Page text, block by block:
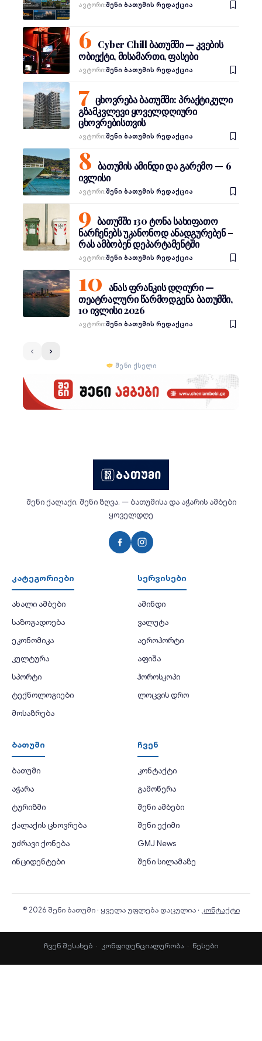
Ავტორი:შენი ბათუმის რედაქცია
Cyber Chill ბათუმში — კვების
ობიექტი, მისამართი, ფასები
Ავტორი:შენი ბათუმის რედაქცია
ცხოვრება ბათუმში: პრაქტიკული
გზამკვლევი ყოველდღიური
ცხოვრებისთვის
Ავტორი:შენი ბათუმის რედაქცია
ბათუმის ამინდი და გარემო — 6
ივლისი
Ავტორი:შენი ბათუმის რედაქცია
ბათუმში 130 ტონა სახიფათო
ნარჩენებს უკანონოდ ანადგურებენ –
რას ამბობენ დეპარტამენტში
Ავტორი:შენი ბათუმის რედაქცია
ანას ფრანკის დღიური —
თეატრალური წარმოდგენა ბათუმში,
10 ივლისი 2026
Ავტორი:შენი ბათუმის რედაქცია
შენი ქსელი
შენი ქალაქი. შენი ზღვა. — ბათუმისა და აჭარის ამბები
ყოველდღე
კატეგორიები
ახალი ამბები
საზოგადოება
ეკონომიკა
კულტურა
სპორტი
ტექნოლოგიები
მოსაზრება
სერვისები
ამინდი
ვალუტა
აეროპორტი
აფიშა
ჰოროსკოპი
ლოცვის დრო
ბათუმი
ბათუმი
აჭარა
ტურიზმი
ქალაქის ცხოვრება
უძრავი ქონება
ინციდენტები
ჩვენ
კონტაქტი
გამოწერა
შენი ამბები
შენი ექიმი
GMJ News
შენი სილამაზე
© 2026 შენი ბათუმი · ყველა უფლება დაცულია · კონტაქტი
ჩვენ შესახებ · კონფიდენციალურობა · წესები